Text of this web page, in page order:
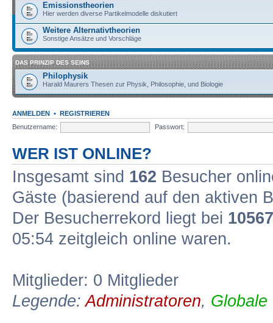
Emissionstheorien
Hier werden diverse Partikelmodelle diskutiert
Weitere Alternativtheorien
Sonstige Ansätze und Vorschläge
DAS PRINZIP DES SEINS
Philophysik
Harald Maurers Thesen zur Physik, Philosophie, und Biologie
ANMELDEN • REGISTRIEREN
Benutzername:
Passwort:
WER IST ONLINE?
Insgesamt sind 162 Besucher
Gäste (basierend auf den aktiven
Der Besucherrekord liegt bei 10567
05:54 zeitgleich online waren.
Mitglieder: 0 Mitglieder
Legende:Administratoren, Globale